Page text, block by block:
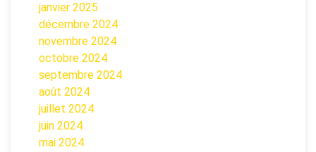
janvier 2025
décembre 2024
novembre 2024
octobre 2024
septembre 2024
août 2024
juillet 2024
juin 2024
mai 2024